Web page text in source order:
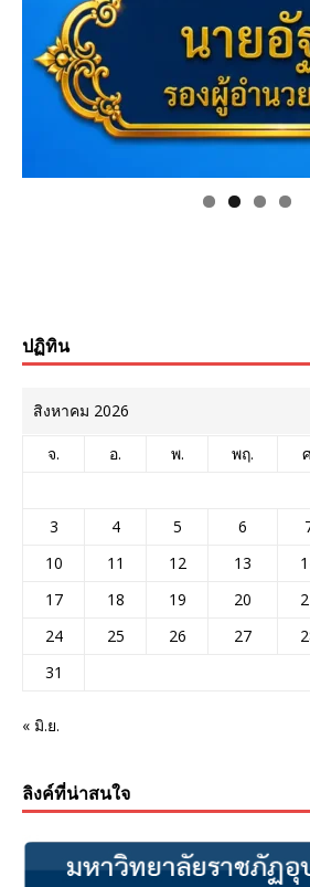
ปฏิทิน
สิงหาคม 2026
จ. อ. พ. พฤ.
3
4 5 6
10
11 12 13
17
18 19 20
24
25 26 27
31
« มิ.ย.
ลิงค์ที่น่าสนใจ